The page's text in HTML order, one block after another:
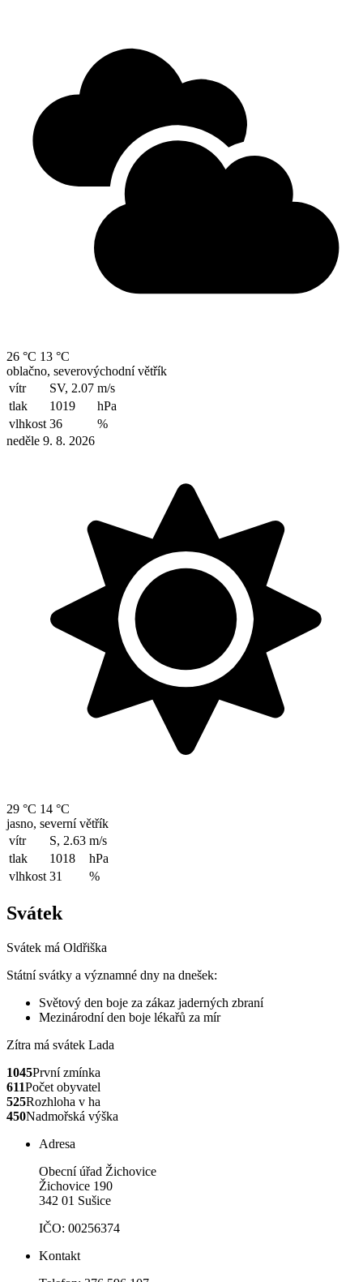
26 °C 13 °C
oblačno, severovýchodní větřík
vítr
SV, 2.07 m/s
tlak
1019
hPa
vlhkost 36
%
neděle 9. 8. 2026
29 °C 14 °C
jasno, severní větřík
vítr
S, 2.63 m/s
tlak
1018
hPa
vlhkost 31 %
Svátek
Svátek má Oldřiška
Státní svátky a významné dny na dnešek:
Světový den boje za zákaz jaderných zbraní
Mezinárodní den boje lékařů za mír
Zítra má svátek Lada
1045První zmínka
611Počet obyvatel
525Rozhloha v ha
450Nadmořská výška
Adresa
Obecní úřad Žichovice
Žichovice 190
342 01 Sušice
IČO: 00256374
Kontakt